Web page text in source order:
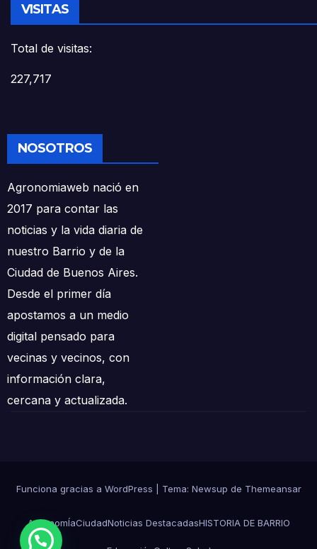
VISITAS
Total de visitas:
227,717
NOSOTROS
Agronomiaweb nació en
2017 para contar las
noticias y la vida diaria de
nuestro Barrio y de la
Ciudad de Buenos Aires.
Desde el primer día
apostamos a un medio
digital pensado para
vecinas y vecinos, con
información clara,
cercana y actualizada.
Funciona gracias a WordPress Tema: Newsup de Themeansar
AgronomÍaCiudadNoticias DestacadasHISTORIA DE BARRIO